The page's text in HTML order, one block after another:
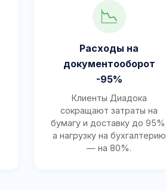
📉
Расходы на
документооборот
-95%
Клиенты Диадока
сокращают затраты на
бумагу и доставку до 95%,
а нагрузку на бухгалтерию
— на 80%.